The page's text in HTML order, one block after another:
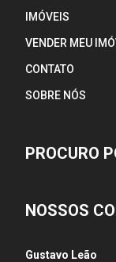
IMÓVEIS
VENDER MEU
CONTATO
SOBRE NÓS
PROCURO
NOSSOS
Gustavo Leão